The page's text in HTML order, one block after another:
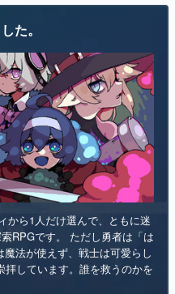
た。
から1人だけ選んで、ともに迷
RPGです。 ただし勇者は「は
法が使えず、戦士は可愛らし
しています。誰を救うのかを